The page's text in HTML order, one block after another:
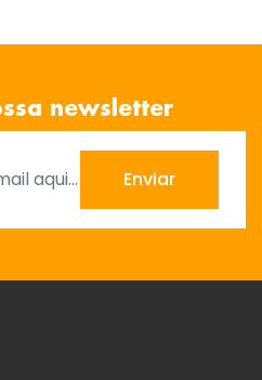
newsletter
Enviar